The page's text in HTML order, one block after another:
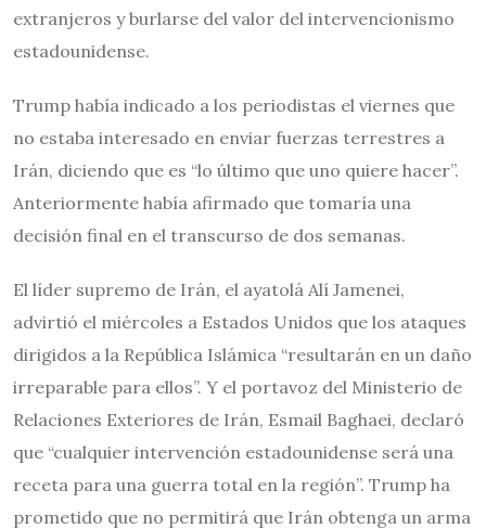
extranjeros y burlarse del valor del intervencionismo
estadounidense.
Trump había indicado a los periodistas el viernes que
no estaba interesado en enviar fuerzas terrestres a
Irán, diciendo que es “lo último que uno quiere hacer”.
Anteriormente había afirmado que tomaría una
decisión final en el transcurso de dos semanas.
El líder supremo de Irán, el ayatolá Alí Jamenei,
advirtió el miércoles a Estados Unidos que los ataques
dirigidos a la República Islámica “resultarán en un daño
irreparable para ellos”. Y el portavoz del Ministerio de
Relaciones Exteriores de Irán, Esmail Baghaei, declaró
que “cualquier intervención estadounidense será una
receta para una guerra total en la región”. Trump ha
prometido que no permitirá que Irán obtenga un arma